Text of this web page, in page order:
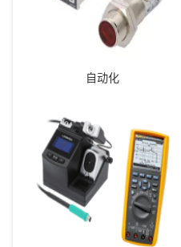
自动化